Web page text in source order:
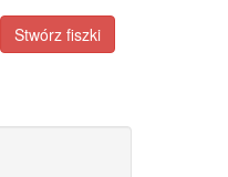
Stwórz fiszki